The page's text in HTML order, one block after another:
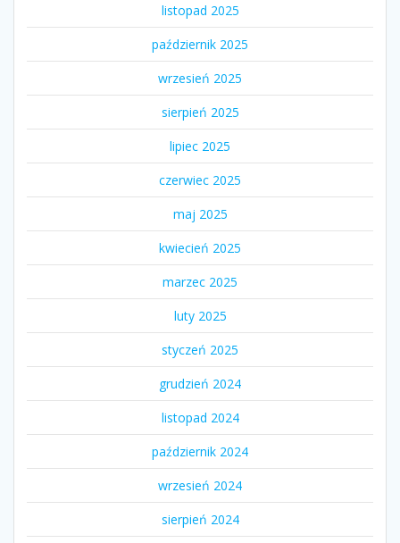
listopad 2025
październik 2025
wrzesień 2025
sierpień 2025
lipiec 2025
czerwiec 2025
maj 2025
kwiecień 2025
marzec 2025
luty 2025
styczeń 2025
grudzień 2024
listopad 2024
październik 2024
wrzesień 2024
sierpień 2024